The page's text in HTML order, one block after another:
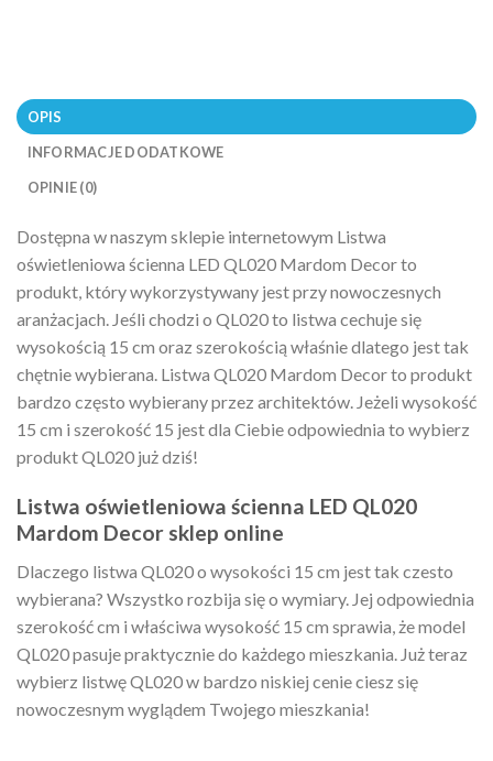
OPIS
INFORMACJE DODATKOWE
OPINIE (0)
Dostępna w naszym sklepie internetowym Listwa
oświetleniowa ścienna LED QL020 Mardom Decor to
produkt, który wykorzystywany jest przy nowoczesnych
aranżacjach. Jeśli chodzi o QL020 to listwa cechuje się
wysokością 15 cm oraz szerokością właśnie dlatego jest tak
chętnie wybierana. Listwa QL020 Mardom Decor to produkt
bardzo często wybierany przez architektów. Jeżeli wysokość
15 cm i szerokość 15 jest dla Ciebie odpowiednia to wybierz
produkt QL020 już dziś!
Listwa oświetleniowa ścienna LED QL020
Mardom Decor sklep online
Dlaczego listwa QL020 o wysokości 15 cm jest tak czesto
wybierana? Wszystko rozbija się o wymiary. Jej odpowiednia
szerokość cm i właściwa wysokość 15 cm sprawia, że model
QL020 pasuje praktycznie do każdego mieszkania. Już teraz
wybierz listwę QL020 w bardzo niskiej cenie ciesz się
nowoczesnym wyglądem Twojego mieszkania!